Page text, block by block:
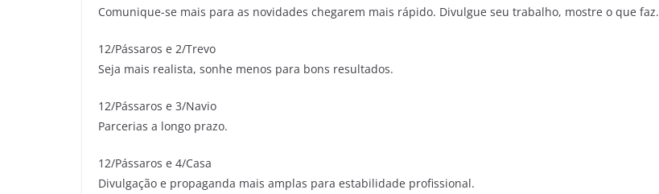
Comunique-se mais para as novidades chegarem mais rápido. Divulgue seu trabalho, mostre o que faz.
12/Pássaros e 2/Trevo
Seja mais realista, sonhe menos para bons resultados.
12/Pássaros e 3/Navio
Parcerias a longo prazo.
12/Pássaros e 4/Casa
Divulgação e propaganda mais amplas para estabilidade profissional.